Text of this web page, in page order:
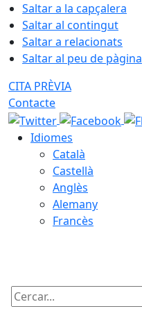
Saltar a la capçalera
Saltar al contingut
Saltar a relacionats
Saltar al peu de pàgina
CITA PRÈVIA
Contacte
Idiomes
Català
Castellà
Anglès
Alemany
Francès
Cercar: